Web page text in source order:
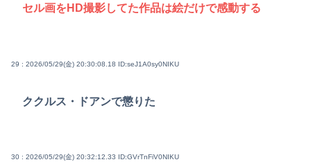
セル画をHD撮影してた作品は絵だけで感動する
29 : 2026/05/29(金) 20:30:08.18 ID:seJ1A0sy0NIKU
ククルス・ドアンで懲りた
30 : 2026/05/29(金) 20:32:12.33 ID:GVrTnFiV0NIKU